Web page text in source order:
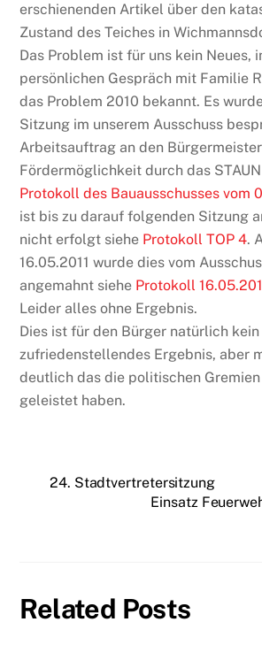
erschienenden Artikel über den
Zustand des Teiches in
Das Problem ist für uns kein Neues,
persönlichen Gespräch mit Familie
das Problem 2010 bekannt. Es
Sitzung im unserem Ausschuss
Arbeitsauftrag an den
Fördermöglichkeit durch das
Protokoll des Bauausschusses vom
ist bis zu darauf folgenden Sitzung
nicht erfolgt siehe Protokoll TOP 4.
16.05.2011 wurde dies vom
angemahnt siehe Protokoll
Leider alles ohne Ergebnis.
Dies ist für den Bürger natürlich kein
zufriedenstellendes Ergebnis, aber
deutlich das die politischen
geleistet haben.
24. Stadtvertretersitzung
Einsatz
Related Posts